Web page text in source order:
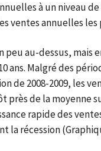
à un niveau
ventes annuelles
peu au-dessus, mais
ans. Malgré des
de 2008-2009, les
de la moyenne
rapide des
la récession